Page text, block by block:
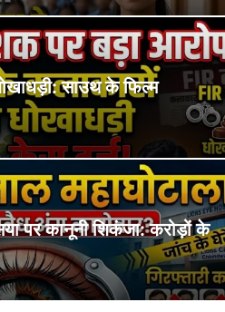
साउथ के फिल्म
पर कानूनी शिकंजा: करोड़ों के